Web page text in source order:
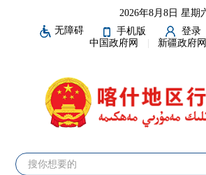
2026年8月8日 星期
无障碍
手机版 登录
中国政府网
新疆政府网